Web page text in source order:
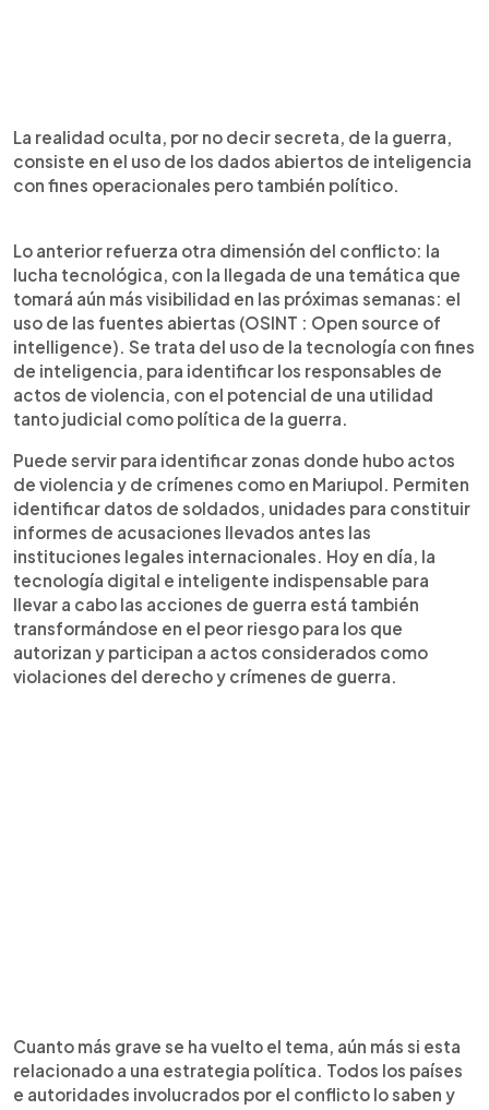
La realidad oculta, por no decir secreta, de la guerra,
consiste en el uso de los dados abiertos de inteligencia
con fines operacionales pero también político.
Lo anterior refuerza otra dimensión del conflicto: la
lucha tecnológica, con la llegada de una temática que
tomará aún más visibilidad en las próximas semanas: el
uso de las fuentes abiertas (OSINT : Open source of
intelligence). Se trata del uso de la tecnología con fines
de inteligencia, para identificar los responsables de
actos de violencia, con el potencial de una utilidad
tanto judicial como política de la guerra.
Puede servir para identificar zonas donde hubo actos
de violencia y de crímenes como en Mariupol. Permiten
identificar datos de soldados, unidades para constituir
informes de acusaciones llevados antes las
instituciones legales internacionales. Hoy en día, la
tecnología digital e inteligente indispensable para
llevar a cabo las acciones de guerra está también
transformándose en el peor riesgo para los que
autorizan y participan a actos considerados como
violaciones del derecho y crímenes de guerra.
Cuanto más grave se ha vuelto el tema, aún más si esta
relacionado a una estrategia política. Todos los países
e autoridades involucrados por el conflicto lo saben y